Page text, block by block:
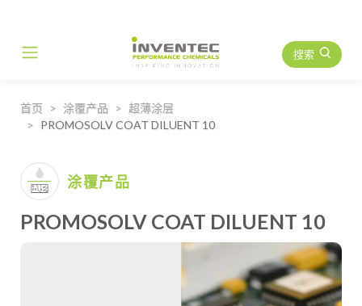
Main Navigation 搜索
首页 涂覆产品
超薄涂层
PROMOSOLV COAT DILUENT 10
涂覆产品
PROMOSOLV COAT DILUENT 10